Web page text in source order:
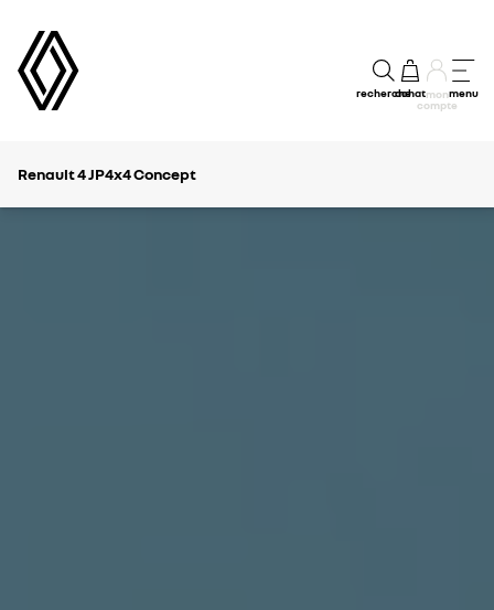
rechercheachatmon
compte
menu
Renault 4 JP4x4 Concept